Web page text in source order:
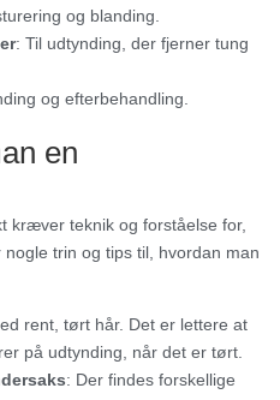
og blanding.
: Til udtynding, der fjerner tung
og efterbehandling.
en
kræver teknik og forståelse for,
trin og tips til, hvordan man
rent, tørt hår. Det er lettere at
på udtynding, når det er tørt.
: Der findes forskellige